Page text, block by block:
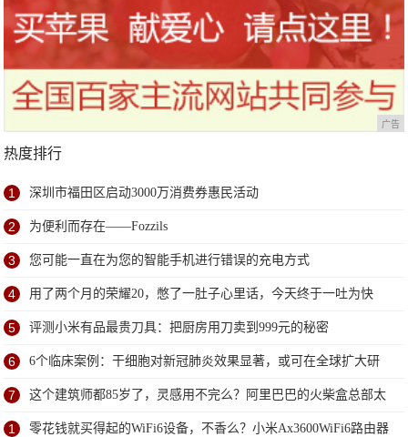
广告
热度排行
1 深圳市福田区启动3000万消费券惠民活动
2 为便利而存在——Fozzils
3 您可能一直在为您的智能手机进行错误的充电方式
4 用了两个月的荣耀20，憋了一肚子心里话，今天终于一吐为快
5 评测小米有品最贵刀具：把厨房用刀卖到999元的秘密
6 6个临床案例：干细胞对新冠肺炎效果显著，或可在全球扩大研
究
7 这个建筑师都85岁了，灵感用不完么？阿里巴巴的火柴盒总部太
赞了
1 零花钱就买得起的WiFi6设备，不香么？小米Ax3600WiFi6路由器